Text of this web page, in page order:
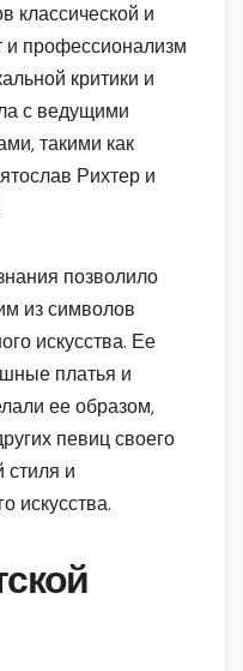
классической и
и профессионализм
критики и
с ведущими
такими как
Рихтер и
позволило
из символов
искусства. Ее
платья и
ее образом,
певиц своего
стиля и
искусства.